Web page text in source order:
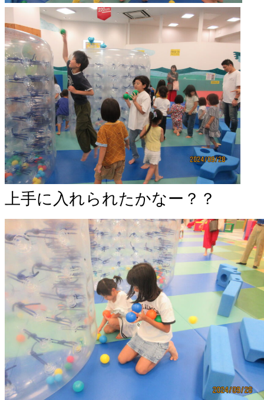
上手に入れられたかなー？？